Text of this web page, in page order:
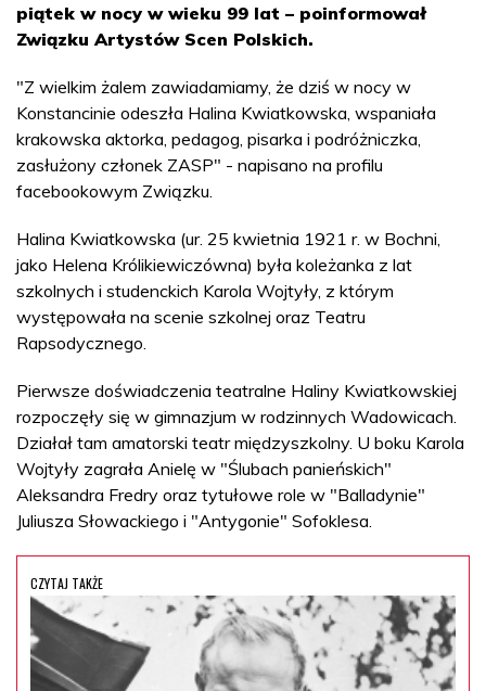
piątek w nocy w wieku 99 lat – poinformował
Związku Artystów Scen Polskich.
"Z wielkim żalem zawiadamiamy, że dziś w nocy w
Konstancinie odeszła Halina Kwiatkowska, wspaniała
krakowska aktorka, pedagog, pisarka i podróżniczka,
zasłużony członek ZASP" - napisano na profilu
facebookowym Związku.
Halina Kwiatkowska (ur. 25 kwietnia 1921 r. w Bochni,
jako Helena Królikiewiczówna) była koleżanka z lat
szkolnych i studenckich Karola Wojtyły, z którym
występowała na scenie szkolnej oraz Teatru
Rapsodycznego.
Pierwsze doświadczenia teatralne Haliny Kwiatkowskiej
rozpoczęły się w gimnazjum w rodzinnych Wadowicach.
Działał tam amatorski teatr międzyszkolny. U boku Karola
Wojtyły zagrała Anielę w "Ślubach panieńskich"
Aleksandra Fredry oraz tytułowe role w "Balladynie"
Juliusza Słowackiego i "Antygonie" Sofoklesa.
CZYTAJ TAKŻE